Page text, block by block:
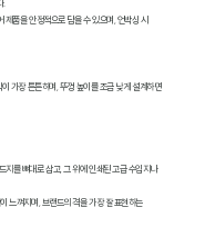
.
품을 안정적으로 담을 수 있으며, 언박싱 시
가장 튼튼하며, 뚜껑 높이를 조금 낮게 설계하면
지를 뼈대로 삼고, 그 위에 인쇄된 고급 수입지나
느껴지며, 브랜드의 격을 가장 잘 표현하는